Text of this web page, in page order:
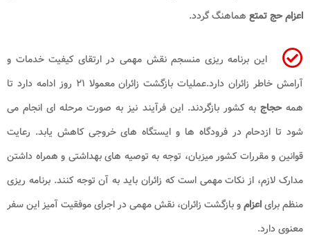
اعزام حج تمتع هماهنگ گردد.
این برنامه ریزی منسجم نقش مهمی در ارتقای کیفیت خدمات و
آرامش خاطر زائران دارد.عملیات بازگشت زائران معمولا ۲۱ روز ادامه دارد تا
همهحجاجبه کشور بازگردند. این فرآیند نیز به صورت مرحله ای انجام می
شود تا ازدحام در فرودگاه ها و ایستگاه های خروجی کاهش یابد. رعایت
قوانین و مقررات کشور میزبان، توجه به توصیه های بهداشتی و همراه داشتن
مدارک لازم، از نکات مهمی است که زائران باید به آن توجه کنند. برنامه ریزی
منظم برایاعزامو بازگشت زائران، نقش مهمی در اجرای موفقیت آمیز این سفر
معنوی دارد.